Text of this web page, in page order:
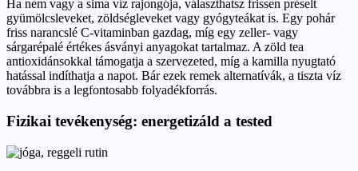
Ha nem vagy a sima víz rajongója, választhatsz frissen préselt
gyümölcsleveket, zöldségleveket vagy gyógyteákat is. Egy pohár
friss narancslé C-vitaminban gazdag, míg egy zeller- vagy
sárgarépalé értékes ásványi anyagokat tartalmaz. A zöld tea
antioxidánsokkal támogatja a szervezeted, míg a kamilla nyugtató
hatással indíthatja a napot. Bár ezek remek alternatívák, a tiszta víz
továbbra is a legfontosabb folyadékforrás.
Fizikai tevékenység: energetizáld a tested